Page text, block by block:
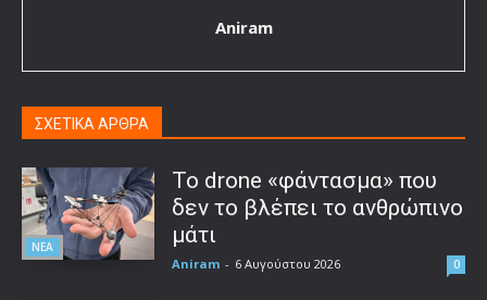
Aniram
ΣΧΕΤΙΚΑ ΑΡΘΡΑ
ΝΕΑ
Το drone «φάντασμα» που
δεν το βλέπει το ανθρώπινο
μάτι
Aniram - 6 Αυγούστου 2026 0